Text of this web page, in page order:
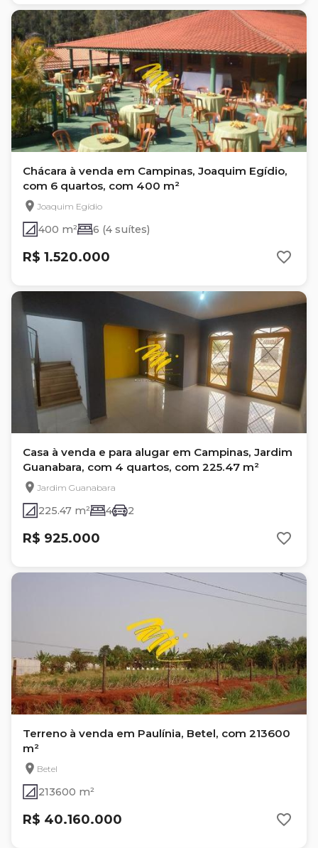
Chácara à venda em Campinas, Joaquim Egídio,
com 6 quartos, com 400 m²
Joaquim Egídio
400 m² 6 (4 suítes)
R$ 1.520.000
Casa à venda e para alugar em Campinas, Jardim
Guanabara, com 4 quartos, com 225.47 m²
Jardim Guanabara
225.47 m² 4 2
R$ 925.000
Terreno à venda em Paulínia, Betel, com 213600
m²
Betel
213600 m²
R$ 40.160.000